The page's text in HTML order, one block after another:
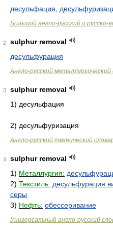
десульфация
Большой англо-русский и русско-
2
sulphur removal
десульфурация
Англо-русский металлургический
3
sulphur removal
1) десульфация
2) десульфуризация
Англо-русский технический
4
sulphur removal
1) Металлургия:
2) Текстиль: десульфурация
серы
3) Нефть: обессеривание
Универсальный англо-русский